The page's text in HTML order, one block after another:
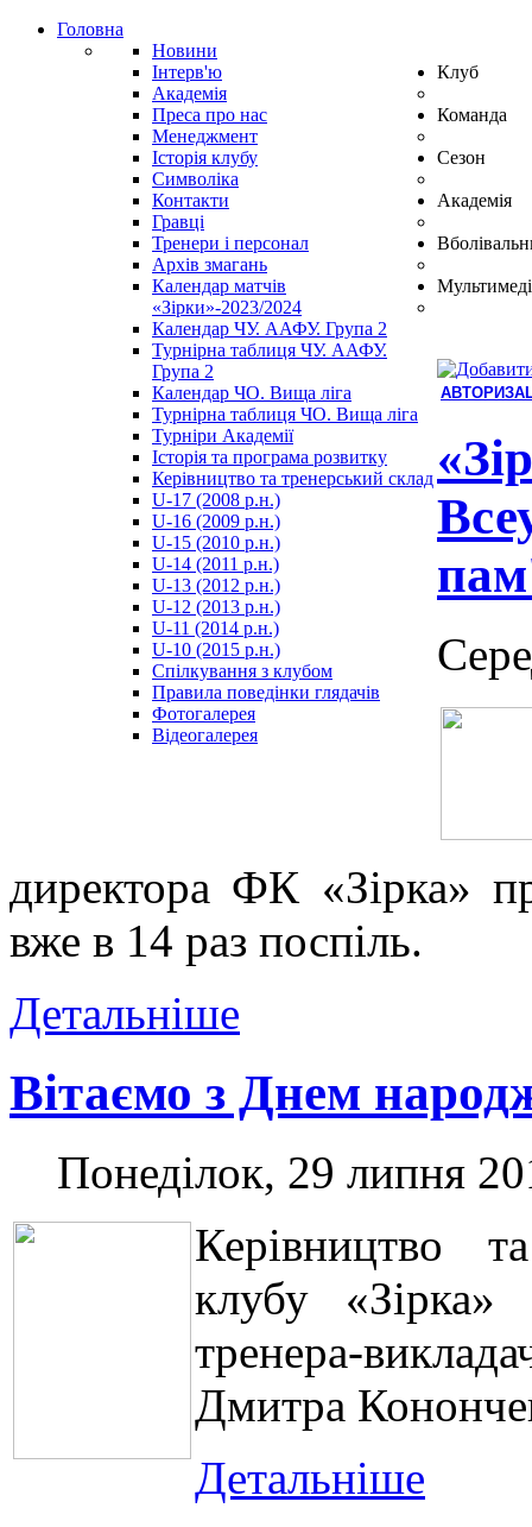
Головна
Новини
Інтерв'ю
Академія
Преса про нас
Клуб
Менеджмент
Історія клубу
Символіка
Контакти
Команда
Гравці
Тренери і персонал
Архів змагань
Сезон
Календар матчів
«Зірки»-2023/2024
Календар ЧУ. ААФУ. Група 2
Турнірна таблиця ЧУ. ААФУ.
Група 2
Календар ЧО. Вища ліга
Турнірна таблиця ЧО. Вища ліга
Академія
Турніри Академії
Історія та програма розвитку
Керівництво та тренерський склад
U-17 (2008 р.н.)
U-16 (2009 р.н.)
U-15 (2010 р.н.)
U-14 (2011 р.н.)
U-13 (2012 р.н.)
U-12 (2013 р.н.)
U-11 (2014 р.н.)
U-10 (2015 р.н.)
Спілкування з клубом
Правила поведінки глядачів
Фотогалерея
Відеогалерея
директора ФК «Зірка»
вже в 14 раз поспіль.
Детальніше
Вітаємо з Днем
Понеділок, 29 липня
Керівництво
клубу
тренера-
Дмитра
Детальніше